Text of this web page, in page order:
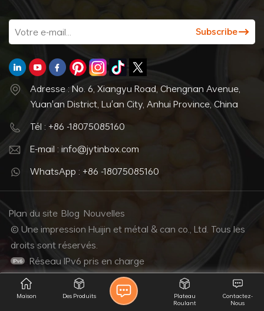
Adresse : No. 6, Xiangyu Road, Chengnan Avenue,
Yuan'an District, Lu'an City, Anhui Province, China
Tél : +86 -18075085160
E-mail : info@jytinbox.com
WhatsApp : +86 -18075085160
Plan du site Blog Nouvelles
© Une impression Huijin et métal & can co., Ltd. Tous les
droits sont réservés.
Réseau IPv6 pris en charge
Maison Des Produits
Contactez-
Nous
Plateau
Roulant